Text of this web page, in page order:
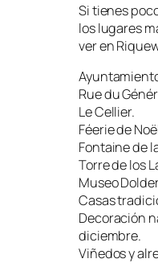
Si tienes
los lugares
ver en
Rue du
Le Cellier.
Féerie de
Fontaine de
Torre de los
Museo
Casas
Decoración
diciembre.
Viñedos y